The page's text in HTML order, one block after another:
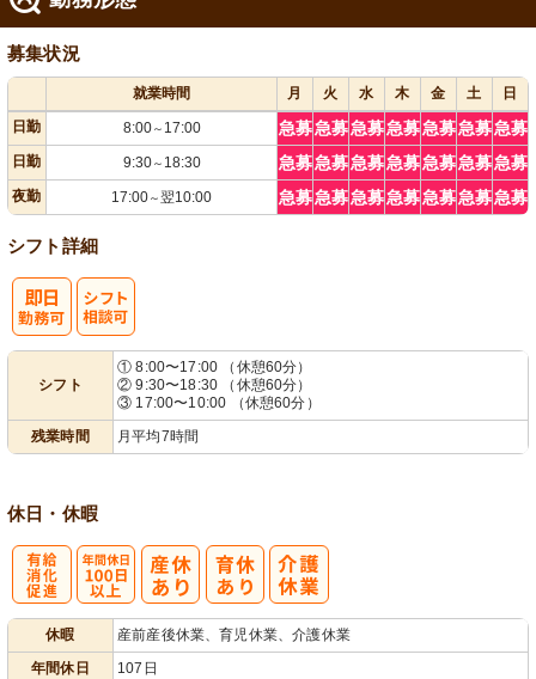
募集状況
就業時間 月 火 水 木 金 土
日
日勤
8:00～ 17:00 急募急募急募急募急募急募急募
日勤 9:30～ 18:30 急募急募急募急募急募急募急募
夜勤 17:00～翌10:00 急募急募急募急募急募急募急募
シフト詳細
シフト
① 8:00〜17:00 （休憩60分）
② 9:30〜18:30 （休憩60分）
③ 17:00〜10:00 （休憩60分）
残業時間
月平均7時間
休日・休暇
休暇
産前産後休業、育児休業、介護休業
年間休日
107日